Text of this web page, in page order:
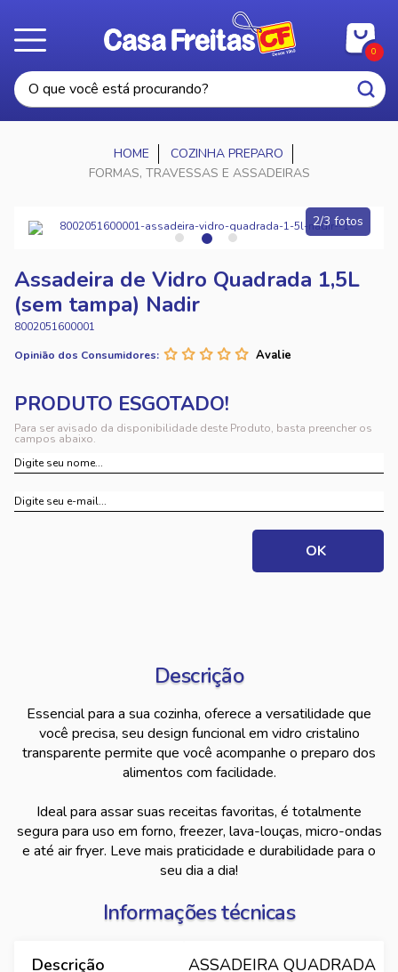
0
COZINHA PREPARO
FORMAS, TRAVESSAS E ASSADEIRAS
2/3 fotos
Assadeira de Vidro Quadrada 1,5L
(sem tampa) Nadir
8002051600001
Opinião dos Consumidores:
Para ser avisado da disponibilidade deste Produto, basta preencher os
campos abaixo.
Descrição
Essencial para a sua cozinha, oferece a versatilidade que
você precisa, seu design funcional em vidro cristalino
transparente permite que você acompanhe o preparo dos
alimentos com facilidade.
Ideal para assar suas receitas favoritas, é totalmente
segura para uso em forno, freezer, lava-louças, micro-ondas
e até air fryer. Leve mais praticidade e durabilidade para o
seu dia a dia!
Informações técnicas
Descrição
ASSADEIRA QUADRADA